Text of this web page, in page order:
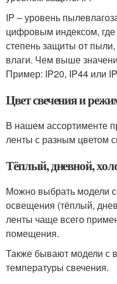
IP – уровень
цифровым индексом,
степень защиты от
влаги. Чем выше
Пример: IP20, IP44 или
Цвет свечения и
В нашем ассортименте
ленты с разным цветом
Тёплый, дневной,
Можно выбрать модели
освещения (тёплый,
ленты чаще всего
помещения.
Также бывают модели с
температуры свечения.